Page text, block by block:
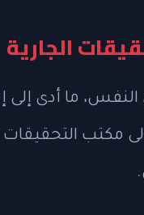
الجارية
النفس، ما أدى